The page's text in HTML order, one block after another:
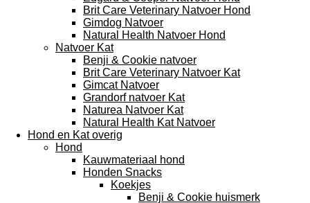
Brit Care Veterinary Natvoer Hond
Gimdog Natvoer
Natural Health Natvoer Hond
Natvoer Kat
Benji & Cookie natvoer
Brit Care Veterinary Natvoer Kat
Gimcat Natvoer
Grandorf natvoer Kat
Naturea Natvoer Kat
Natural Health Kat Natvoer
Hond en Kat overig
Hond
Kauwmateriaal hond
Honden Snacks
Koekjes
Benji & Cookie huismerk